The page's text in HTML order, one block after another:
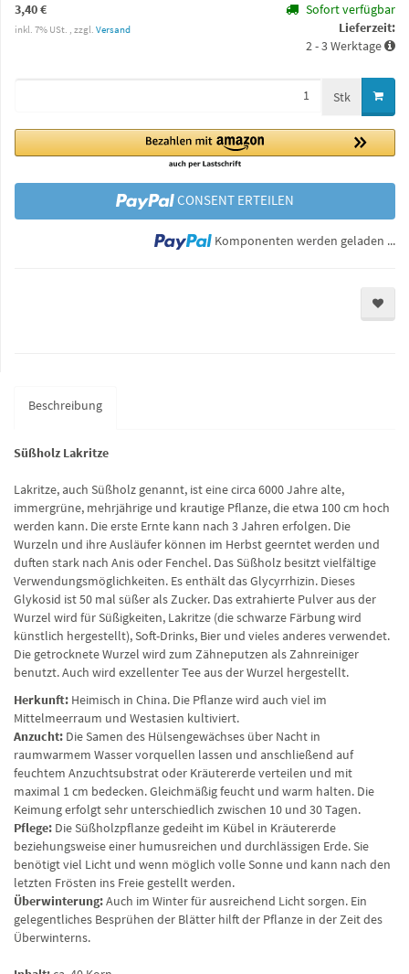
3,40 €
inkl. 7% USt. , zzgl. Versand
Sofort verfügbar
Lieferzeit:
2 - 3 Werktage
Stk
CONSENT ERTEILEN
Komponenten werden geladen ...
Beschreibung
Süßholz Lakritze
Lakritze, auch Süßholz genannt, ist eine circa 6000 Jahre alte,
immergrüne, mehrjährige und krautige Pflanze, die etwa 100 cm hoch
werden kann. Die erste Ernte kann nach 3 Jahren erfolgen. Die
Wurzeln und ihre Ausläufer können im Herbst geerntet werden und
duften stark nach Anis oder Fenchel. Das Süßholz besitzt vielfältige
Verwendungsmöglichkeiten. Es enthält das Glycyrrhizin. Dieses
Glykosid ist 50 mal süßer als Zucker. Das extrahierte Pulver aus der
Wurzel wird für Süßigkeiten, Lakritze (die schwarze Färbung wird
künstlich hergestellt), Soft-Drinks, Bier und vieles anderes verwendet.
Die getrocknete Wurzel wird zum Zähneputzen als Zahnreiniger
benutzt. Auch wird exzellenter Tee aus der Wurzel hergestellt.
Herkunft: Heimisch in China. Die Pflanze wird auch viel im
Mittelmeerraum und Westasien kultiviert.
Anzucht: Die Samen des Hülsengewächses über Nacht in
raumwarmem Wasser vorquellen lassen und anschließend auf
feuchtem Anzuchtsubstrat oder Kräutererde verteilen und mit
maximal 1 cm bedecken. Gleichmäßig feucht und warm halten. Die
Keimung erfolgt sehr unterschiedlich zwischen 10 und 30 Tagen.
Pflege: Die Süßholzpflanze gedeiht im Kübel in Kräutererde
beziehungsweise einer humusreichen und durchlässigen Erde. Sie
benötigt viel Licht und wenn möglich volle Sonne und kann nach den
letzten Frösten ins Freie gestellt werden.
Überwinterung:Auch im Winter für ausreichend Licht sorgen. Ein
gelegentliches Besprühen der Blätter hilft der Pflanze in der Zeit des
Überwinterns.